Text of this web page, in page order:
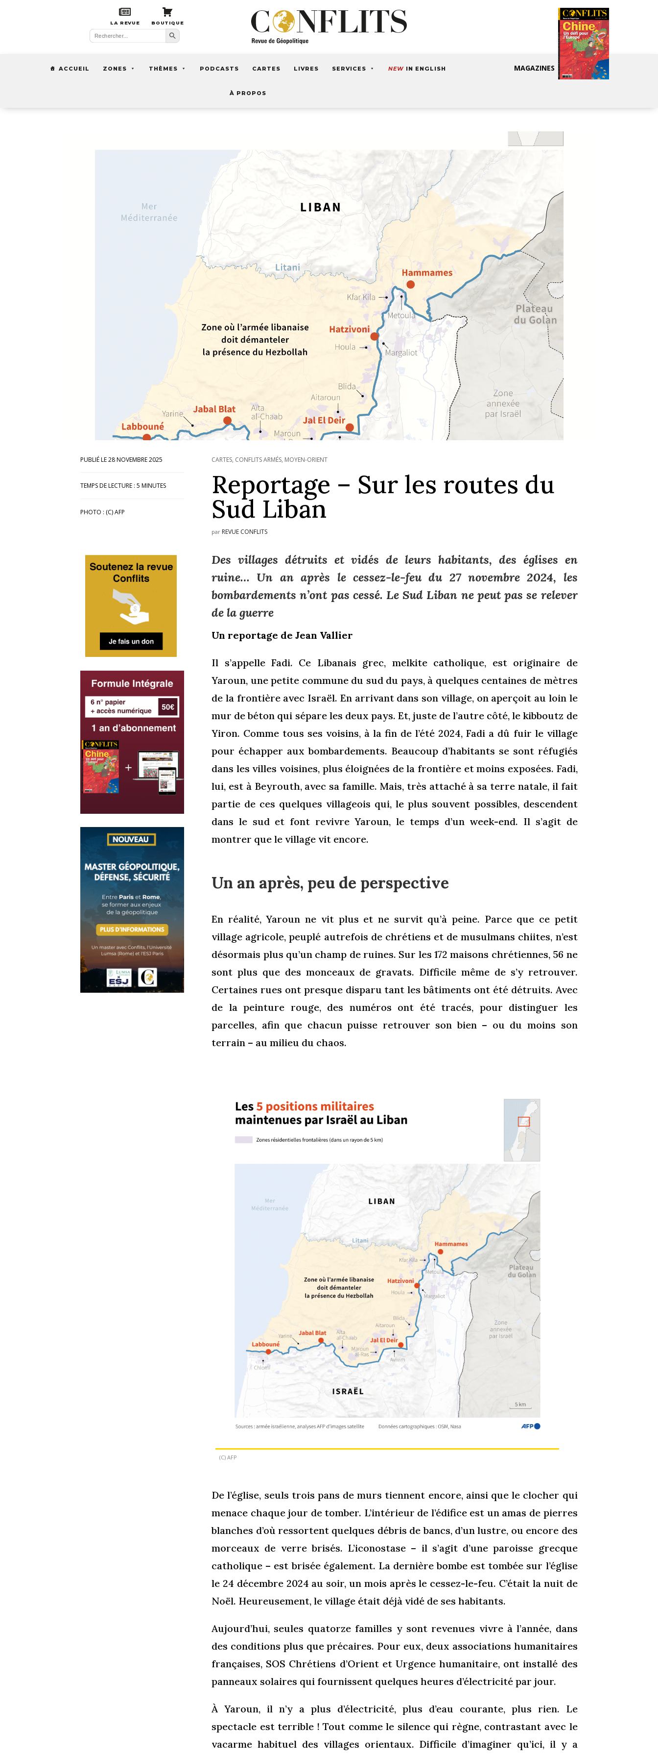
LA REVUE BOUTIQUE
Search
for:
Search Button
ACCUEIL ZONES THÈMES PODCASTS CARTES LIVRES SERVICES NEW IN ENGLISH
À PROPOS
MAGAZINES
28 NOVEMBRE 2025
TEMPS DE LECTURE : 5 MINUTES
PHOTO : (C) AFP
CARTES, CONFLITS ARMÉS, MOYEN-ORIENT
Reportage – Sur les routes du
Sud Liban
par REVUE CONFLITS
Des villages détruits et vidés de leurs habitants, des églises en
ruine… Un an après le cessez-le-feu du 27 novembre 2024, les
bombardements n’ont pas cessé. Le Sud Liban ne peut pas se relever
de la guerre
Un reportage de Jean Vallier
Il s’appelle Fadi. Ce Libanais grec, melkite catholique, est originaire de
Yaroun, une petite commune du sud du pays, à quelques centaines de mètres
de la frontière avec Israël. En arrivant dans son village, on aperçoit au loin le
mur de béton qui sépare les deux pays. Et, juste de l’autre côté, le kibboutz de
Yiron. Comme tous ses voisins, à la fin de l’été 2024, Fadi a dû fuir le village
pour échapper aux bombardements. Beaucoup d’habitants se sont réfugiés
dans les villes voisines, plus éloignées de la frontière et moins exposées. Fadi,
lui, est à Beyrouth, avec sa famille. Mais, très attaché à sa terre natale, il fait
partie de ces quelques villageois qui, le plus souvent possibles, descendent
dans le sud et font revivre Yaroun, le temps d’un week-end. Il s’agit de
montrer que le village vit encore.
Un an après, peu de perspective
En réalité, Yaroun ne vit plus et ne survit qu’à peine. Parce que ce petit
village agricole, peuplé autrefois de chrétiens et de musulmans chiites, n’est
désormais plus qu’un champ de ruines. Sur les 172 maisons chrétiennes, 56 ne
sont plus que des monceaux de gravats. Difficile même de s’y retrouver.
Certaines rues ont presque disparu tant les bâtiments ont été détruits. Avec
de la peinture rouge, des numéros ont été tracés, pour distinguer les
parcelles, afin que chacun puisse retrouver son bien – ou du moins son
terrain – au milieu du chaos.
(C) AFP
De l’église, seuls trois pans de murs tiennent encore, ainsi que le clocher qui
menace chaque jour de tomber. L’intérieur de l’édifice est un amas de pierres
blanches d’où ressortent quelques débris de bancs, d’un lustre, ou encore des
morceaux de verre brisés. L’iconostase – il s’agit d’une paroisse grecque
catholique – est brisée également. La dernière bombe est tombée sur l’église
le 24 décembre 2024 au soir, un mois après le cessez-le-feu. C’était la nuit de
Noël. Heureusement, le village était déjà vidé de ses habitants.
Aujourd’hui, seules quatorze familles y sont revenues vivre à l’année, dans
des conditions plus que précaires. Pour eux, deux associations humanitaires
françaises, SOS Chrétiens d’Orient et Urgence humanitaire, ont installé des
panneaux solaires qui fournissent quelques heures d’électricité par jour.
À Yaroun, il n’y a plus d’électricité, plus d’eau courante, plus rien. Le
spectacle est terrible ! Tout comme le silence qui règne, contrastant avec le
vacarme habituel des villages orientaux. Difficile d’imaginer qu’ici, il y a